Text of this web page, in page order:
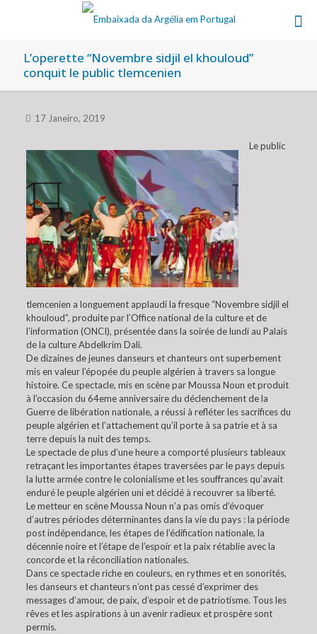
L’operette “Novembre sidjil el khouloud”
conquit le public tlemcenien
17 Janeiro, 2019
Le public
tlemcenien a longuement applaudi la fresque “Novembre sidjil el
khouloud”, produite par l’Office national de la culture et de
l’information (ONCI), présentée dans la soirée de lundi au Palais
de la culture Abdelkrim Dali.
De dizaines de jeunes danseurs et chanteurs ont superbement
mis en valeur l’épopée du peuple algérien à travers sa longue
histoire. Ce spectacle, mis en scène par Moussa Noun et produit
à l’occasion du 64eme anniversaire du déclenchement de la
Guerre de libération nationale, a réussi à refléter les sacrifices du
peuple algérien et l’attachement qu’il porte à sa patrie et à sa
terre depuis la nuit des temps.
Le spectacle de plus d’une heure a comporté plusieurs tableaux
retraçant les importantes étapes traversées par le pays depuis
la lutte armée contre le colonialisme et les souffrances qu’avait
enduré le peuple algérien uni et décidé à recouvrer sa liberté.
Le metteur en scène Moussa Noun n’a pas omis d’évoquer
d’autres périodes déterminantes dans la vie du pays : la période
post indépendance, les étapes de l’édification nationale, la
décennie noire et l’étape de l’espoir et la paix rétablie avec la
concorde et la réconciliation nationales.
Dans ce spectacle riche en couleurs, en rythmes et en sonorités,
les danseurs et chanteurs n’ont pas cessé d’exprimer des
messages d’amour, de paix, d’espoir et de patriotisme. Tous les
rêves et les aspirations à un avenir radieux et prospère sont
permis.